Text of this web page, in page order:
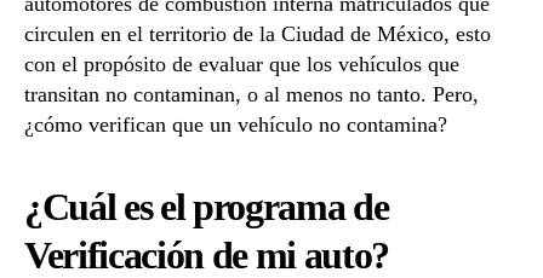
circulen en el territorio de la Ciudad de México, esto
con el propósito de evaluar que los vehículos que
transitan no contaminan, o al menos no tanto. Pero,
¿cómo verifican que un vehículo no contamina?
¿Cuál es el programa de
Verificación de mi auto?